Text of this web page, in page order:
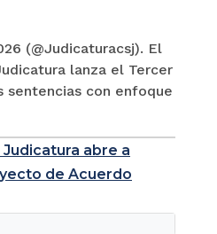
(@Judicaturacsj). El
lanza el Tercer
sentencias con enfoque
abre a
de Acuerdo